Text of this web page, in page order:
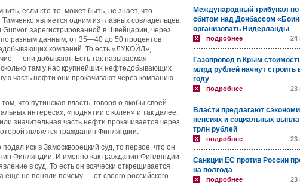
если кто-то, может быть, не знает, что
Тимченко является одним из главных совладельцев,
Gunvor, зарегистрированной в Швейцарии, через
по разным данным, от 35—40 до 50 процентов
компаний. То есть «ЛУКОЙЛ»,
— они добывают. Есть так называемая
там у нас крупнейших нефтедобывающих
часть нефти они прокачивают через компанию
что путинская власть, говоря о якобы своей
интересах, «поднятии с колен» и так далее,
значительная часть нефти прокачивается через
является гражданин Финляндии.
подал иск в Замоскворецкий суд, то первое, что он
Финляндии. И именно как гражданин Финляндии
в суд. То есть он всячески открещивается
не поняли почему — от своего российского
Международный трибунал
сбитом над Донбассом
организовать Нидерланды
подробнее 24
Газопровод в Крым
млрд рублей начнут строить
году
подробнее 23
Власти предлагают
пенсиях и социальных
трлн рублей
подробнее 23
Санкции ЕС против России
на полгода
подробнее 23